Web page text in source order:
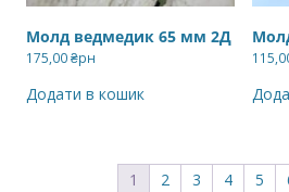
Молд ведмедик 65 мм 2Д
175,00₴рн
Додати в кошик
1 2 3 4 5